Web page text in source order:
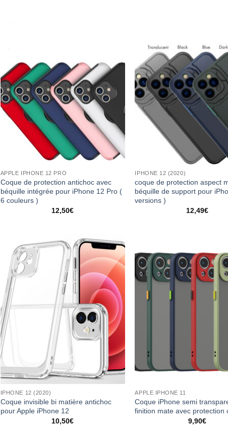
APPLE IPHONE 12 PRO
Coque de protection antichoc avec
béquille intégrée pour iPhone 12 Pro (
6 couleurs )
12,50€
IPHONE 12 (2020)
coque de protection aspect
béquille de support pour
versions )
12,49€
IPHONE 12 (2020)
Coque invisible bi matière antichoc
pour Apple iPhone 12
10,50€
APPLE IPHONE 11
Coque iPhone semi
finition mate avec protection
9,90€